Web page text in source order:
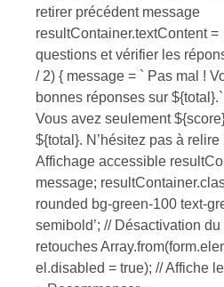
retirer précédent message
resultContainer.textContent
questions et vérifier les
/ 2) { message = ` Pas mal !
bonnes réponses sur
Vous avez seulement
${total}. N’hésitez pas à relire
Affichage accessible
message;
rounded bg-green-100 text-
semibold’; // Désactivation
retouches
el.disabled = true); // Affiche